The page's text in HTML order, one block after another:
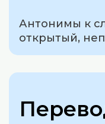
Антонимы к
открытый,